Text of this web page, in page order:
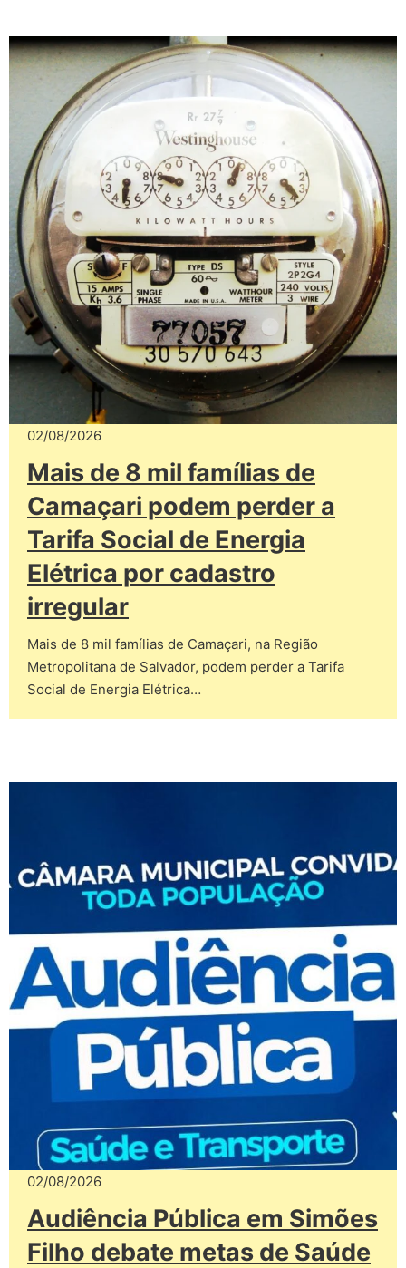
02/08/2026
Mais de 8 mil famílias de
Camaçari podem perder a
Tarifa Social de Energia
Elétrica por cadastro
irregular
Mais de 8 mil famílias de Camaçari, na Região
Metropolitana de Salvador, podem perder a Tarifa
Social de Energia Elétrica…
02/08/2026
Audiência Pública em Simões
Filho debate metas de Saúde